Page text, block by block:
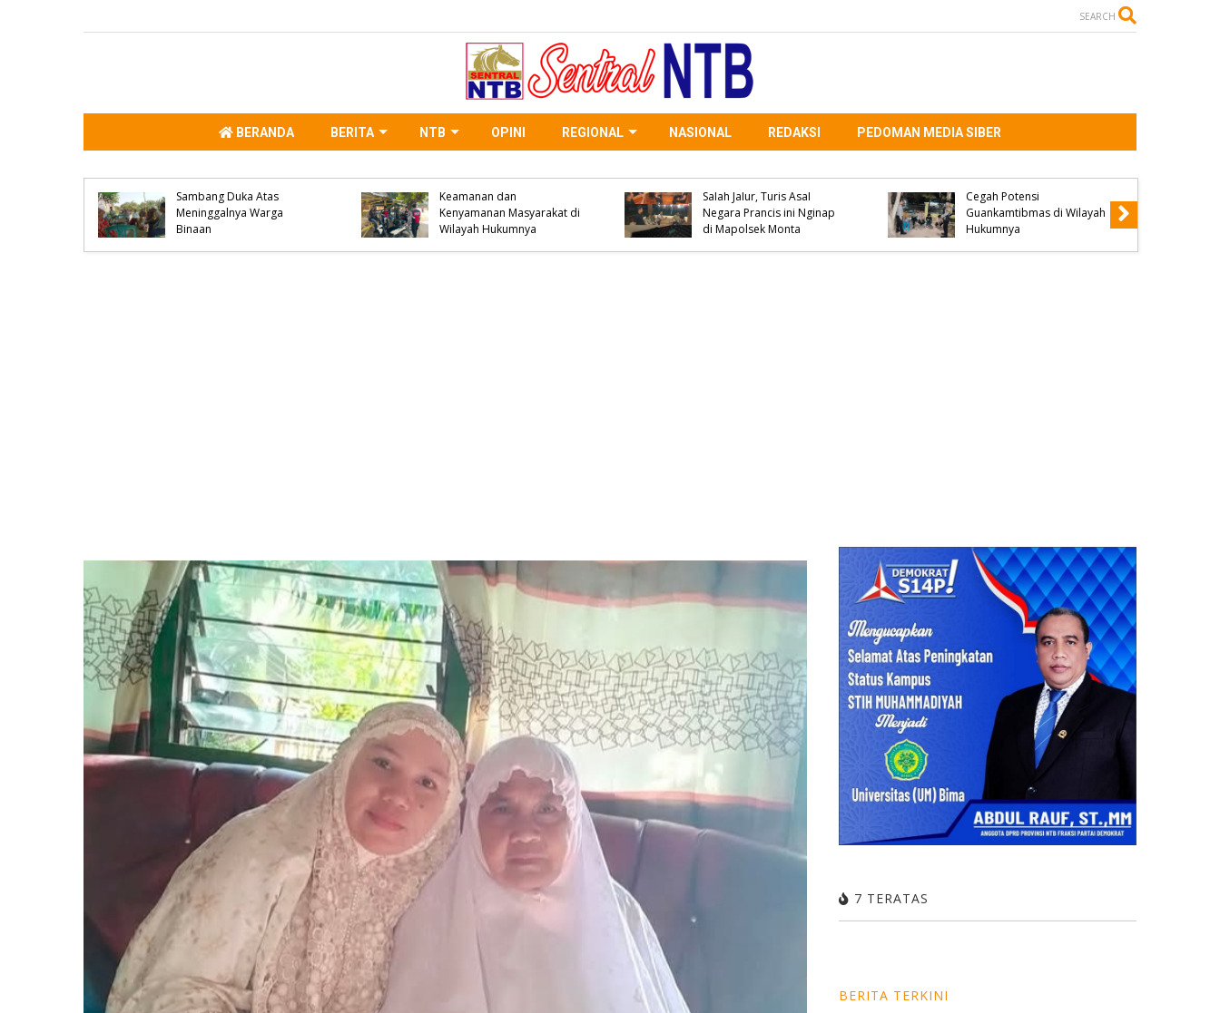
SEARCH
BERANDA BERITA NTB OPINI REGIONAL NASIONAL REDAKSI PEDOMAN MEDIA SIBER
Kabupaten Melaksanakan
Sambang Duka Atas
Meninggalnya Warga
Binaan
Kabupaten Prioritaskan
Keamanan dan
Kenyamanan Masyarakat di
Wilayah Hukumnya
Salah Jalur, Turis Asal
Negara Prancis ini Nginap
di Mapolsek Monta
Upaya Polsek Madapangga
Cegah Potensi
Guankamtibmas di Wilayah
Hukumnya
7 TERATAS
BERITA TERKINI